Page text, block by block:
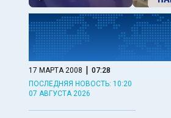
17 МАРТА 2008 | 07:28
ПОСЛЕДНЯЯ НОВОСТЬ: 10:20
07 АВГУСТА 2026